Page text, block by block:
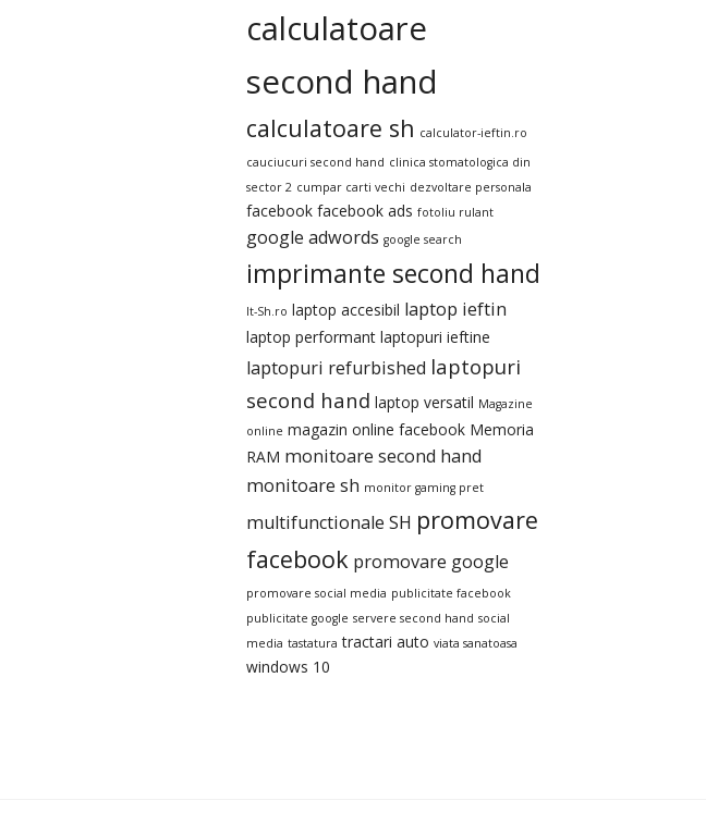
calculatoare
second hand
calculatoare sh calculator-ieftin.ro
cauciucuri second hand clinica stomatologica din
sector 2 cumpar carti vechi dezvoltare personala
facebook facebook ads fotoliu rulant
google adwords google search
imprimante second hand
It-Sh.ro laptop accesibil laptop ieftin
laptop performant laptopuri ieftine
laptopuri refurbished laptopuri
second hand laptop versatil Magazine
online magazin online facebook Memoria
RAM monitoare second hand
monitoare sh monitor gaming pret
multifunctionale SH promovare
facebook promovare google
promovare social media publicitate facebook
publicitate google servere second hand social
media tastatura tractari auto viata sanatoasa
windows 10